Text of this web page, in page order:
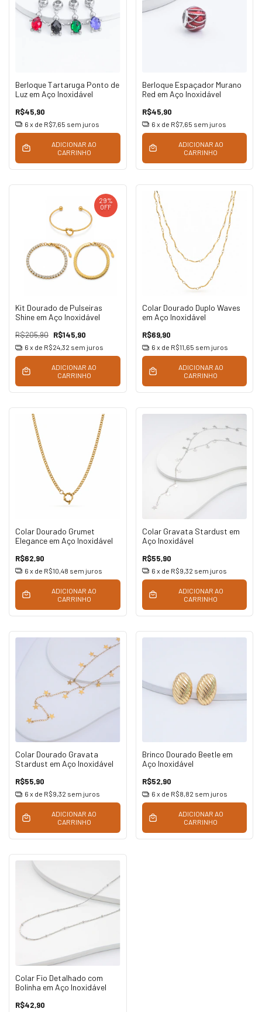
Berloque Tartaruga Ponto de
Luz em Aço Inoxidável
R$45,90
6 x de R$7,65 sem juros
ADICIONAR AO
CARRINHO
Berloque Espaçador Murano
Red em Aço Inoxidável
R$45,90
6 x de R$7,65 sem juros
ADICIONAR AO
CARRINHO
29%
OFF
Kit Dourado de Pulseiras
Shine em Aço Inoxidável
R$205,90 R$145,90
6 x de R$24,32 sem juros
ADICIONAR AO
CARRINHO
Colar Dourado Duplo Waves
em Aço Inoxidável
R$69,90
6 x de R$11,65 sem juros
ADICIONAR AO
CARRINHO
Colar Dourado Grumet
Elegance em Aço Inoxidável
R$62,90
6 x de R$10,48 sem juros
ADICIONAR AO
CARRINHO
Colar Gravata Stardust em
Aço Inoxidável
R$55,90
6 x de R$9,32 sem juros
ADICIONAR AO
CARRINHO
Colar Dourado Gravata
Stardust em Aço Inoxidável
R$55,90
6 x de R$9,32 sem juros
ADICIONAR AO
CARRINHO
Brinco Dourado Beetle em
Aço Inoxidável
R$52,90
6 x de R$8,82 sem juros
ADICIONAR AO
CARRINHO
Colar Fio Detalhado com
Bolinha em Aço Inoxidável
R$42,90